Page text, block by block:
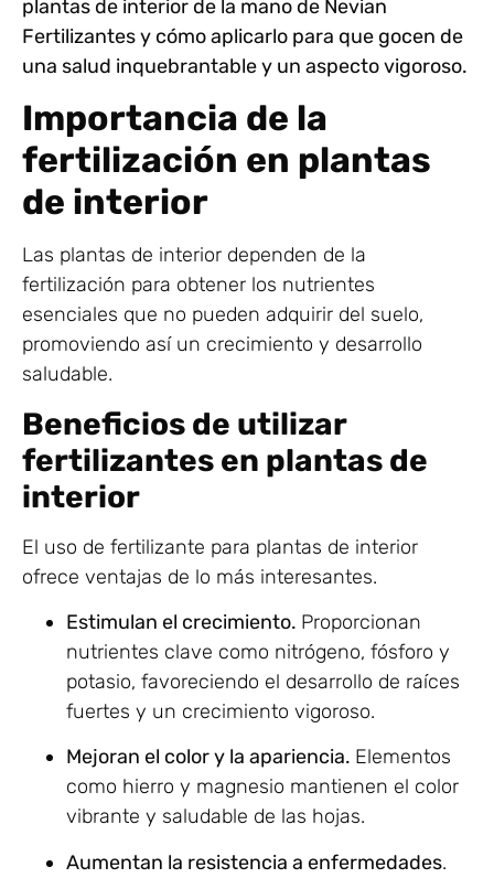
plantas de interiorde la mano de Nevian
Fertilizantes y cómo aplicarlo para que gocen de
una salud inquebrantable y un aspecto vigoroso.
Importancia de la
fertilización en plantas
de interior
Las plantas de interior dependen de la
fertilización para obtener los nutrientes
esenciales que no pueden adquirir del suelo,
promoviendo así un crecimiento y desarrollo
saludable.
Beneficios de utilizar
fertilizantes en plantas de
interior
El uso de fertilizante para plantas de interior
ofrece ventajas de lo más interesantes.
Estimulan el crecimiento. Proporcionan
nutrientes clave como nitrógeno, fósforo y
potasio, favoreciendo el desarrollo de raíces
fuertes y un crecimiento vigoroso.
Mejoran el color y la apariencia. Elementos
como hierro y magnesio mantienen el color
vibrante y saludable de las hojas.
Aumentan la resistencia a enfermedades.